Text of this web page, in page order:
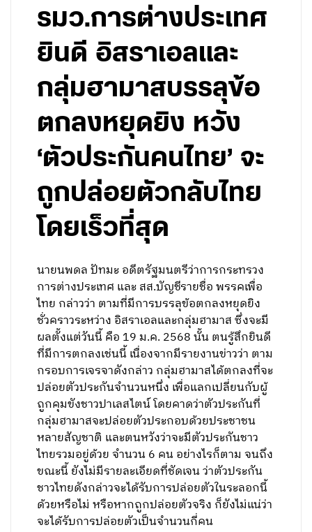
รมว.การต่างประเทศ
ยินดี อิสราเอลและ
กลุ่มฮามาสบรรลุข้อ
ตกลงหยุดยิง หวัง
‘ตัวประกันคนไทย’ จะ
ถูกปล่อยตัวกลับไทย
โดยเร็วที่สุด
นายนพดล ปัทมะ อดีตรัฐมนตรีว่าการกระทรวง
การต่างประเทศ และ สส.บัญชีรายชื่อ พรรคเพื่อ
ไทย กล่าวว่า ตามที่มีการบรรลุข้อตกลงหยุดยิง
ชั่วคราวระหว่าง อิสราเอลและกลุ่มฮามาส ซึ่งจะมี
ผลตั้งแต่วันนี้ คือ 19 ม.ค. 2568 นั้น ตนรู้สึกยินดี
ที่มีการตกลงเช่นนี้ เนื่องจากมีรายงานข่าวว่า ตาม
กรอบการเจรจาดังกล่าว กลุ่มฮามาสได้ตกลงที่จะ
ปล่อยตัวประกันจำนวนหนึ่ง เพื่อแลกเปลี่ยนกับผู้
ถูกคุมขังชาวปาเลสไตน์ โดยคาดว่าตัวประกันที่
กลุ่มฮามาสจะปล่อยตัวประกอบด้วยประชาชน
หลายสัญชาติ และตนหวังว่าจะมีตัวประกันชาว
ไทยรวมอยู่ด้วย จำนวน 6 คน อย่างไรก็ตาม จนถึง
ขณะนี้ ยังไม่มีรายละเอียดที่ชัดเจน ว่าตัวประกัน
ชาวไทยดังกล่าวจะได้รับการปล่อยตัวในระลอกนี้
ด้วยหรือไม่ หรือหากถูกปล่อยตัวจริง ก็ยังไม่แน่ว่า
จะได้รับการปล่อยตัวเป็นจำนวนกี่คน